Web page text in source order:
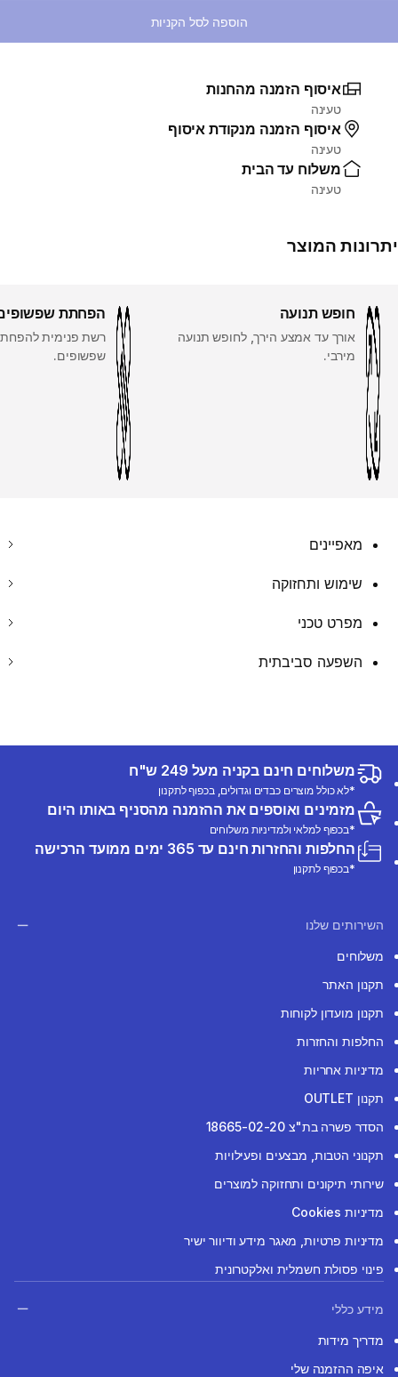
הוספה לסל הקניות
איסוף הזמנה מהחנות
טעינה
איסוף הזמנה מנקודת איסוף
טעינה
משלוח עד הבית
טעינה
יתרונות המוצר
חופש תנועה
אורך עד אמצע הירך, לחופש תנועה
מירבי.
הפחתת
רשת פנימית
שפשופים.
מאפיינים
שימוש ותחזוקה
מפרט טכני
השפעה סביבתית
משלוחים חינם בקניה מעל 249 ש"ח
*לא כולל מוצרים כבדים וגדולים, בכפוף לתקנון
מזמינים ואוספים את ההזמנה מהסניף באותו היום
*בכפוף למלאי ולמדיניות משלוחים
החלפות והחזרות חינם עד 365 ימים ממועד הרכישה
*בכפוף לתקנון
השירותים שלנו
משלוחים
תקנון האתר
תקנון מועדון לקוחות
החלפות והחזרות
מדיניות אחריות
תקנון OUTLET
הסדר פשרה בת"צ 18665-02-20
תקנוני הטבות, מבצעים ופעילויות
שירותי תיקונים ותחזוקה למוצרים
מדיניות Cookies
מדיניות פרטיות, מאגר מידע ודיוור ישיר
פינוי פסולת חשמלית ואלקטרונית
מידע כללי
מדריך מידות
איפה ההזמנה שלי